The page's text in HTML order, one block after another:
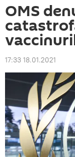
OMS
17:33 18.01.2021